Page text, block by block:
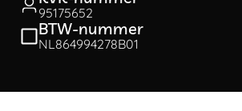
95175652
BTW-nummer
NL864994278B01